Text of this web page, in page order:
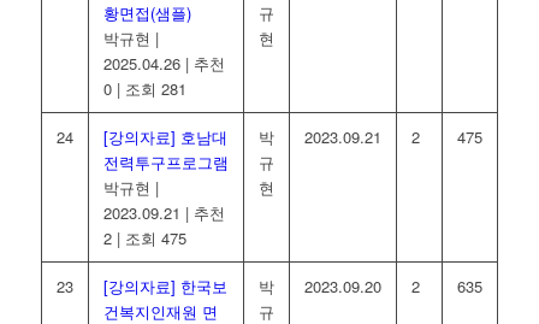
황면접(샘플)
박규현 |
2025.04.26 | 추천
0 | 조회 281
규
현
24
[강의자료] 호남대
전력투구프로그램
박규현 |
2023.09.21 | 추천
2 | 조회 475
박
규
현
2023.09.21 2 475
23
[강의자료] 한국보
건복지인재원 면
박
규
2023.09.20 2 635